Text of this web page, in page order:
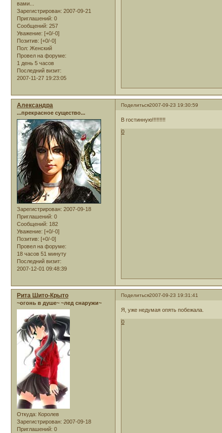
вами...
Зарегистрирован: 2007-09-21
Приглашений: 0
Сообщений: 257
Уважение: [+0/-0]
Позитив: [+0/-0]
Пол: Женский
Провел на форуме:
1 день 5 часов
Последний визит:
2007-11-27 19:23:05
Поделиться2007-09-23 19:30:59
Александра
...прекрасное существо...
Зарегистрирован: 2007-09-18
Приглашений: 0
Сообщений: 182
Уважение: [+0/-0]
Позитив: [+0/-0]
Провел на форуме:
18 часов 51 минуту
Последний визит:
2007-12-01 09:48:39
В гостинную!!!!!!!!!
0
Поделиться2007-09-23 19:31:41
Рита Шито-Крыто
~огонь в душе~ ~лед снаружи~
Откуда: Королев
Зарегистрирован: 2007-09-18
Приглашений: 0
Я, уже недумая опять побежала.
0